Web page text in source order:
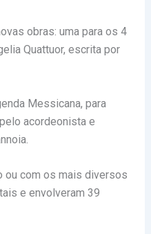
obras: uma para os 4
Quattuor, escrita por
Messicana, para
acordeonista e
ou com os mais diversos
e envolveram 39